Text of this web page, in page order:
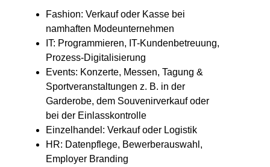
Fashion: Verkauf oder Kasse bei
namhaften Modeunternehmen
IT: Programmieren, IT-Kundenbetreuung,
Prozess-Digitalisierung
Events: Konzerte, Messen, Tagung &
Sportveranstaltungen z. B. in der
Garderobe, dem Souvenirverkauf oder
bei der Einlasskontrolle
Einzelhandel: Verkauf oder Logistik
HR: Datenpflege, Bewerberauswahl,
Employer Branding